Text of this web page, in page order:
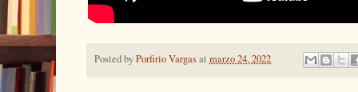
Posted byPorfirio Vargasat marzo 24, 2022